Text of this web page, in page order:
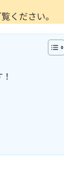
ください。